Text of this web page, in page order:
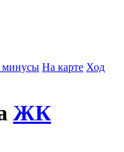
На карте Ход
ЖК